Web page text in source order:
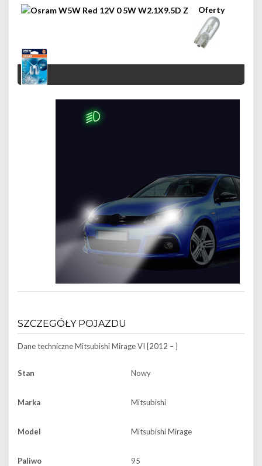
SZCZEGÓŁY POJAZDU
Dane techniczneMitsubishi Mirage VI [2012 – ]
Stan Nowy
Marka Mitsubishi
Model Mitsubishi Mirage
Paliwo 95